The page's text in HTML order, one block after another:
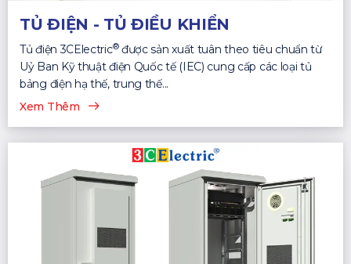
TỦ ĐIỆN - TỦ ĐIỀU KHIỂN
Tủ điện 3CElectric®được sản xuất tuân theo tiêu chuẩn từ
Uỷ Ban Kỹ thuật điện Quốc tế (IEC) cung cấp các loại tủ
bảng điện hạ thế, trung thế...
Xem Thêm